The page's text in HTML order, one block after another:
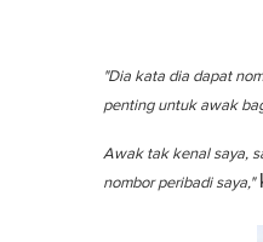
"Dia kata dia dapat
penting untuk awak
Awak tak kenal saya,
nombor peribadi saya,"